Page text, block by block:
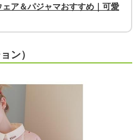
ア＆パジャマおすすめ｜可愛
ン）